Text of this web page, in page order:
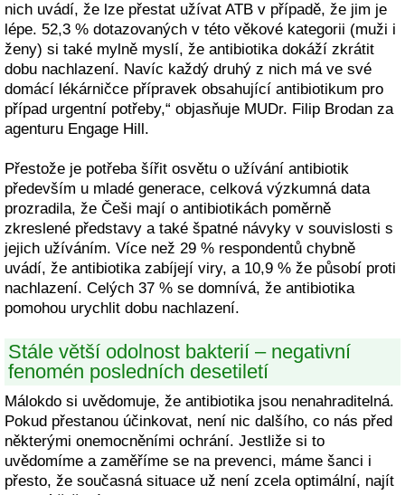
nich uvádí, že lze přestat užívat ATB v případě, že jim je
lépe. 52,3 % dotazovaných v této věkové kategorii (muži i
ženy) si také mylně myslí, že antibiotika dokáží zkrátit
dobu nachlazení. Navíc každý druhý z nich má ve své
domácí lékárničce přípravek obsahující antibiotikum pro
případ urgentní potřeby,“ objasňuje MUDr. Filip Brodan za
agenturu Engage Hill.
Přestože je potřeba šířit osvětu o užívání antibiotik
především u mladé generace, celková výzkumná data
prozradila, že Češi mají o antibiotikách poměrně
zkreslené představy a také špatné návyky v souvislosti s
jejich užíváním. Více než 29 % respondentů chybně
uvádí, že antibiotika zabíjejí viry, a 10,9 % že působí proti
nachlazení. Celých 37 % se domnívá, že antibiotika
pomohou urychlit dobu nachlazení.
Stále větší odolnost bakterií – negativní
fenomén posledních desetiletí
Málokdo si uvědomuje, že antibiotika jsou nenahraditelná.
Pokud přestanou účinkovat, není nic dalšího, co nás před
některými onemocněními ochrání. Jestliže si to
uvědomíme a zaměříme se na prevenci, máme šanci i
přesto, že současná situace už není zcela optimální, najít